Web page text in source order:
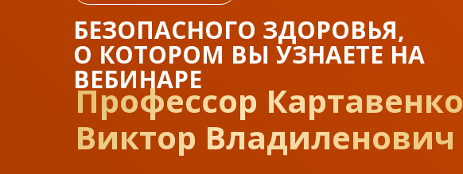
Профессор Картавенко
Виктор Владиленович
БЕЗОПАСНОГО ЗДОРОВЬЯ,
О КОТОРОМ ВЫ УЗНАЕТЕ НА
ВЕБИНАРЕ